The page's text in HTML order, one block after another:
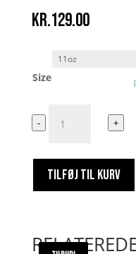
kr.129.00
Size
Where
do
sign
when
start.
- +
TILFØJ TIL KURV